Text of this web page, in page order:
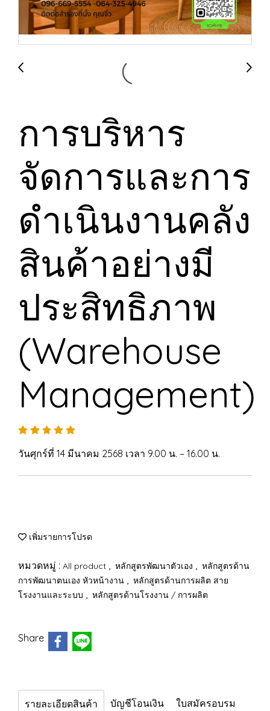
การบริหาร
จัดการและการ
ดำเนินงานคลัง
สินค้าอย่างมี
ประสิทธิภาพ
(Warehouse
Management)
วันศุกร์ที่ 14 มีนาคม 2568 เวลา 9.00 น. – 16.00 น.
เพิ่มรายการโปรด
หมวดหมู่ : All product , หลักสูตรพัฒนาตัวเอง , หลักสูตรด้าน
การพัฒนาตนเอง หัวหน้างาน , หลักสูตรด้านการผลิต สาย
โรงงานและระบบ , หลักสูตรด้านโรงงาน / การผลิต
Share
รายละเอียดสินค้า บัญชีโอนเงิน ใบสมัครอบรม